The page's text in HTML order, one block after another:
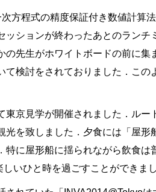
方程式の精度保証付き数値計算
ションが終わったあとのランチ
先生がホワイトボードの前に集
検討をされておりました．この
京見学が開催されました．ルー
を致しました．夕食には「屋形
に屋形船に揺られながら飲食は
いひと時を過ごすことができまし